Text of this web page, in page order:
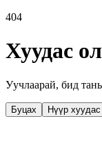
404
Хуудас
Уучлаарай, бид
Буцах Нүүр хуудас